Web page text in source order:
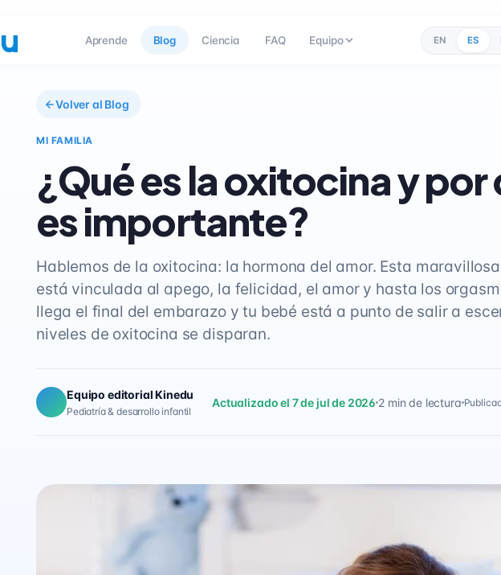
Aprende Blog Ciencia FAQ Equipo EN ES
Volver al Blog
MI FAMILIA
¿Qué es la oxitocina y por
es importante?
Hablemos de la oxitocina: la hormona del amor. Esta
está vinculada al apego, la felicidad, el amor y hasta los
llega el final del embarazo y tu bebé está a punto de salir a
niveles de oxitocina se disparan.
Equipo editorial Kinedu
Pediatría & desarrollo infantil
Actualizado el 7 de jul de 2026 2 min de lectura